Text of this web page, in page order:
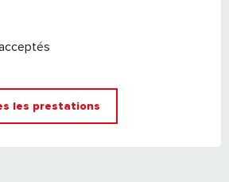
les prestations